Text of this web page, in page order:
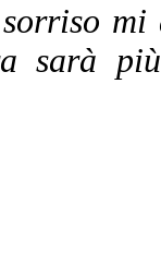
mi
sarà